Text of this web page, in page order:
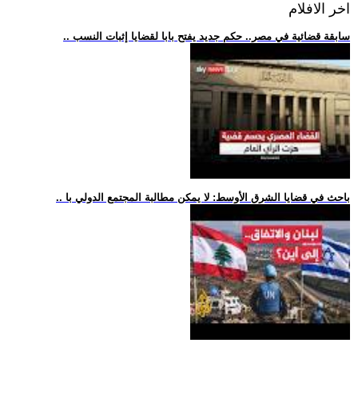
اخر الافلام
.. سابقة قضائية في مصر.. حكم جديد يفتح بابا لقضايا إثبات النسب
.. باحث في قضايا الشرق الأوسط: لا يمكن مطالبة المجتمع الدولي با